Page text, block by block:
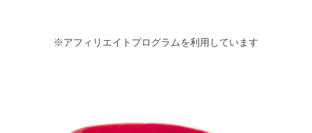
※アフィリエイトプログラムを利用しています